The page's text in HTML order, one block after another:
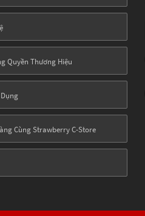
Quyền Thương Hiệu
Cùng Strawberry C-Store